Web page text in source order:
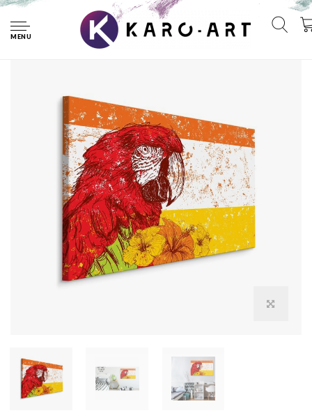
MENU
Schilderij - Ara Papegaai met Bloemen, Premium Print